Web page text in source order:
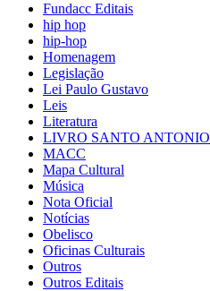
Fundacc Editais
hip hop
hip-hop
Homenagem
Legislação
Lei Paulo Gustavo
Leis
Literatura
LIVRO SANTO ANTONIO
MACC
Mapa Cultural
Música
Nota Oficial
Notícias
Obelisco
Oficinas Culturais
Outros
Outros Editais